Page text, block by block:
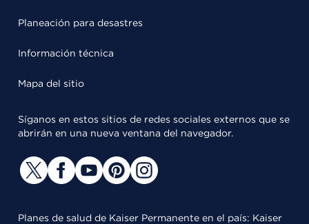
Planeación para desastres
Información técnica
Mapa del sitio
Síganos en estos sitios de redes sociales externos que se
abrirán en una nueva ventana del navegador.
Planes de salud de Kaiser Permanente en el país: Kaiser